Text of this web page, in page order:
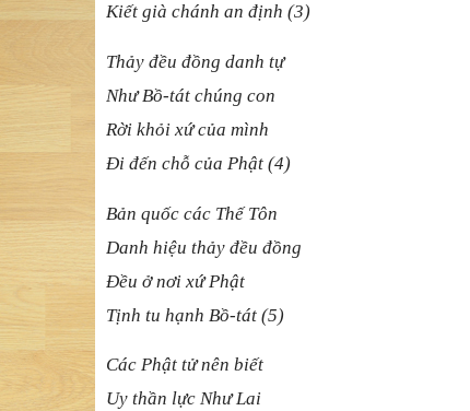
Kiết già chánh an định (3)
Thảy đều đồng danh tự
Như Bồ-tát chúng con
Rời khỏi xứ của mình
Đi đến chỗ của Phật (4)
Bản quốc các Thế Tôn
Danh hiệu thảy đều đồng
Đều ở nơi xứ Phật
Tịnh tu hạnh Bồ-tát (5)
Các Phật tử nên biết
Uy thần lực Như Lai